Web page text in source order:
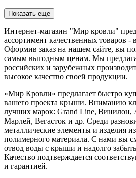
Показать еще
Интернет-магазин "Мир кровли"
ассортимент качественных товаров -
Оформив заказ на нашем сайте, вы
самым выгодным ценам. Мы
российских и зарубежных
высокое качество своей продукции.
«Мир Кровли» предлагает быстро
вашего проекта крыши. Вниманию
лучших марок: Grand Line, Винилон,
Марлей, Вегасток и др. Среди
металлические элементы и изделия
полимерного материала. С нами вы
отвод воды с крыши и надолго
Качество подтверждается
и гарантией.